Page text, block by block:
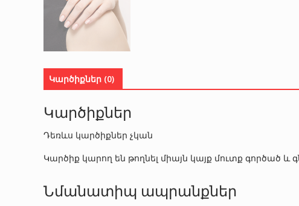
Կարծիքներ (0)
Կարծիքներ
Դեռևս կարծիքներ չկան
Կարծիք կարող են թողնել միայն կայք մուտք գործած
Նմանատիպ ապրանքներ